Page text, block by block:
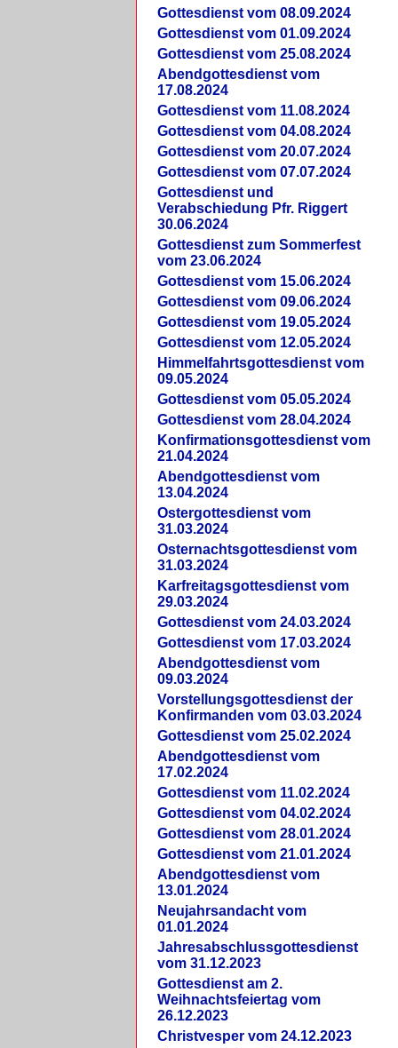
Gottesdienst vom 08.09.2024
Gottesdienst vom 01.09.2024
Gottesdienst vom 25.08.2024
Abendgottesdienst vom
17.08.2024
Gottesdienst vom 11.08.2024
Gottesdienst vom 04.08.2024
Gottesdienst vom 20.07.2024
Gottesdienst vom 07.07.2024
Gottesdienst und
Verabschiedung Pfr. Riggert
30.06.2024
Gottesdienst zum Sommerfest
vom 23.06.2024
Gottesdienst vom 15.06.2024
Gottesdienst vom 09.06.2024
Gottesdienst vom 19.05.2024
Gottesdienst vom 12.05.2024
Himmelfahrtsgottesdienst vom
09.05.2024
Gottesdienst vom 05.05.2024
Gottesdienst vom 28.04.2024
Konfirmationsgottesdienst vom
21.04.2024
Abendgottesdienst vom
13.04.2024
Ostergottesdienst vom
31.03.2024
Osternachtsgottesdienst vom
31.03.2024
Karfreitagsgottesdienst vom
29.03.2024
Gottesdienst vom 24.03.2024
Gottesdienst vom 17.03.2024
Abendgottesdienst vom
09.03.2024
Vorstellungsgottesdienst der
Konfirmanden vom 03.03.2024
Gottesdienst vom 25.02.2024
Abendgottesdienst vom
17.02.2024
Gottesdienst vom 11.02.2024
Gottesdienst vom 04.02.2024
Gottesdienst vom 28.01.2024
Gottesdienst vom 21.01.2024
Abendgottesdienst vom
13.01.2024
Neujahrsandacht vom
01.01.2024
Jahresabschlussgottesdienst
vom 31.12.2023
Gottesdienst am 2.
Weihnachtsfeiertag vom
26.12.2023
Christvesper vom 24.12.2023